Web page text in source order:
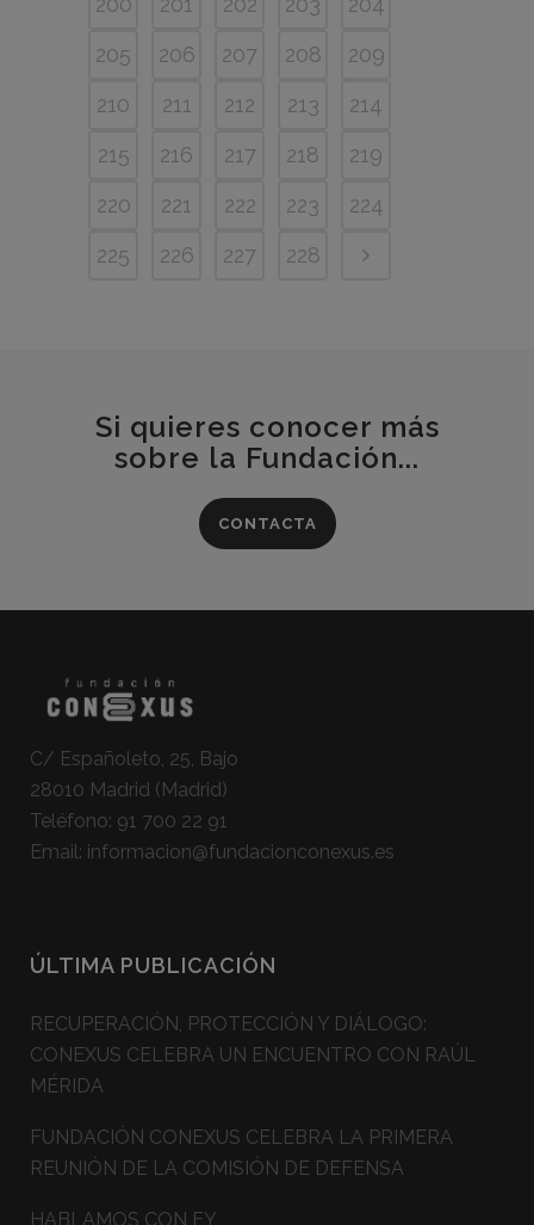
205
206 207 208
209
210
211 212 213
214
215
216 217 218
219
220
221 222 223
224
225
226 227 228
Si quieres conocer más
sobre la Fundación...
CONTACTA
C/ Españoleto, 25, Bajo
28010 Madrid (Madrid)
Teléfono: 91 700 22 91
Email: informacion@fundacionconexus.es
ÚLTIMA PUBLICACIÓN
RECUPERACIÓN, PROTECCIÓN Y DIÁLOGO:
CONEXUS CELEBRA UN ENCUENTRO CON RAÚL
MÉRIDA
FUNDACIÓN CONEXUS CELEBRA LA PRIMERA
REUNIÓN DE LA COMISIÓN DE DEFENSA
HABLAMOS CON EY